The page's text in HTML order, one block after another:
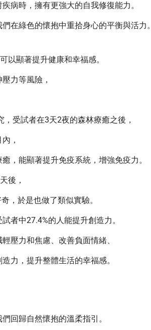
病時，擁有更強大的自我修復能力。
在綠色的懷抱中重拾身心的平衡與活力。
以顯著提升健康和幸福感。
力等風險，
受試者在3天2夜的森林療癒之後，
，
，能顯著提升免疫系統，增強免疫力。
後，
，於是也做了類似實驗。
者中27.4%的人能提升創造力。
壓力和焦慮、改善負面情緒、
力，提升整體生活的幸福感。
回歸自然懷抱的溫柔指引。